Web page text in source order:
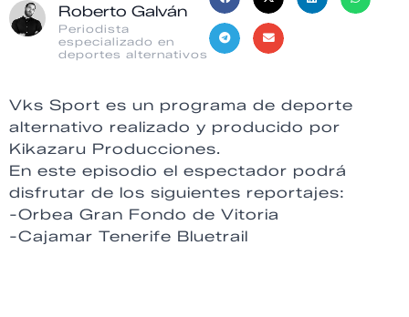
Roberto Galván
Periodista
especializado en
deportes alternativos
Vks Sport es un programa de deporte
alternativo realizado y producido por
Kikazaru Producciones.
En este episodio el espectador podrá
disfrutar de los siguientes reportajes:
-Orbea Gran Fondo de Vitoria
-Cajamar Tenerife Bluetrail